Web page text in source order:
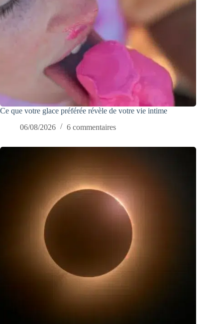
Ce que votre glace préférée révèle de votre vie intime
06/08/2026
6 commentaires